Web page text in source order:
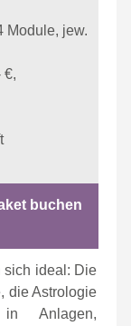
Module, jew.
€,
buchen
sich ideal: Die
die Astrologie
Anlagen,